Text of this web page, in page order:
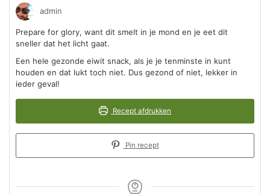
admin
Prepare for glory, want dit smelt in je mond en je eet dit
sneller dat het licht gaat.
Een hele gezonde eiwit snack, als je je tenminste in kunt
houden en dat lukt toch niet. Dus gezond of niet, lekker in
ieder geval!
Recept afdrukken
Pin recept